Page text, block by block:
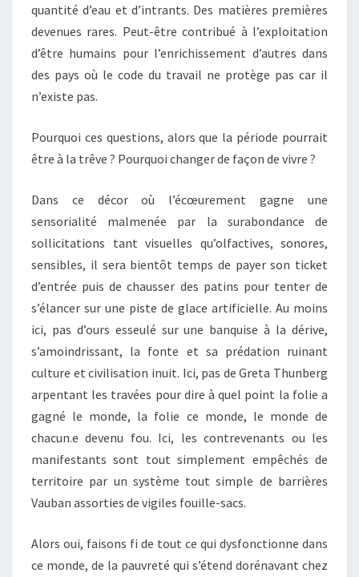
quantité d’eau et d’intrants. Des matières premières
devenues rares. Peut-être contribué à l’exploitation
d’être humains pour l’enrichissement d’autres dans
des pays où le code du travail ne protège pas car il
n’existe pas.
Pourquoi ces questions, alors que la période pourrait
être à la trêve ? Pourquoi changer de façon de vivre ?
Dans ce décor où l’écœurement gagne une
sensorialité malmenée par la surabondance de
sollicitations tant visuelles qu’olfactives, sonores,
sensibles, il sera bientôt temps de payer son ticket
d’entrée puis de chausser des patins pour tenter de
s’élancer sur une piste de glace artificielle. Au moins
ici, pas d’ours esseulé sur une banquise à la dérive,
s’amoindrissant, la fonte et sa prédation ruinant
culture et civilisation inuit. Ici, pas de Greta Thunberg
arpentant les travées pour dire à quel point la folie a
gagné le monde, la folie ce monde, le monde de
chacun.e devenu fou. Ici, les contrevenants ou les
manifestants sont tout simplement empêchés de
territoire par un système tout simple de barrières
Vauban assorties de vigiles fouille-sacs.
Alors oui, faisons fi de tout ce qui dysfonctionne dans
ce monde, de la pauvreté qui s’étend dorénavant chez